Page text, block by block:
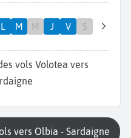
L M M J V S
vers Olbia - Sardaigne